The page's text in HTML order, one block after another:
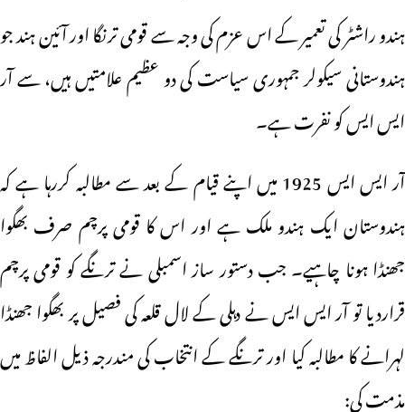
ہندو راشٹر کی تعمیر کے اس عزم کی وجہ سے قومی ترنگا اور آئین ہند جو
ہندوستانی سیکولر جمہوری سیاست کی دو عظیم علامتیں ہیں، سے آر
ایس ایس کو نفرت ہے۔
آر ایس ایس 1925 میں اپنے قیام کے بعد سے مطالبہ کررہا ہے کہ
ہندوستان ایک ہندو ملک ہے اور اس کا قومی پرچم صرف بھگوا
جھنڈا ہونا چاہیے۔ جب دستور ساز اسمبلی نے ترنگے کو قومی پرچم
قراردیا تو آر ایس ایس نے دہلی کے لال قلعہ کی فصیل پر بھگوا جھنڈا
لہرانے کا مطالبہ کیا اور ترنگے کے انتخاب کی مندرجہ ذیل الفاظ میں
مذمت کی: